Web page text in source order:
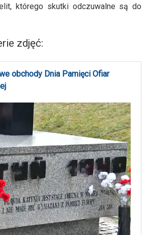
którego skutki odczuwalne są do
zdjęć:
obchody Dnia Pamięci Ofiar